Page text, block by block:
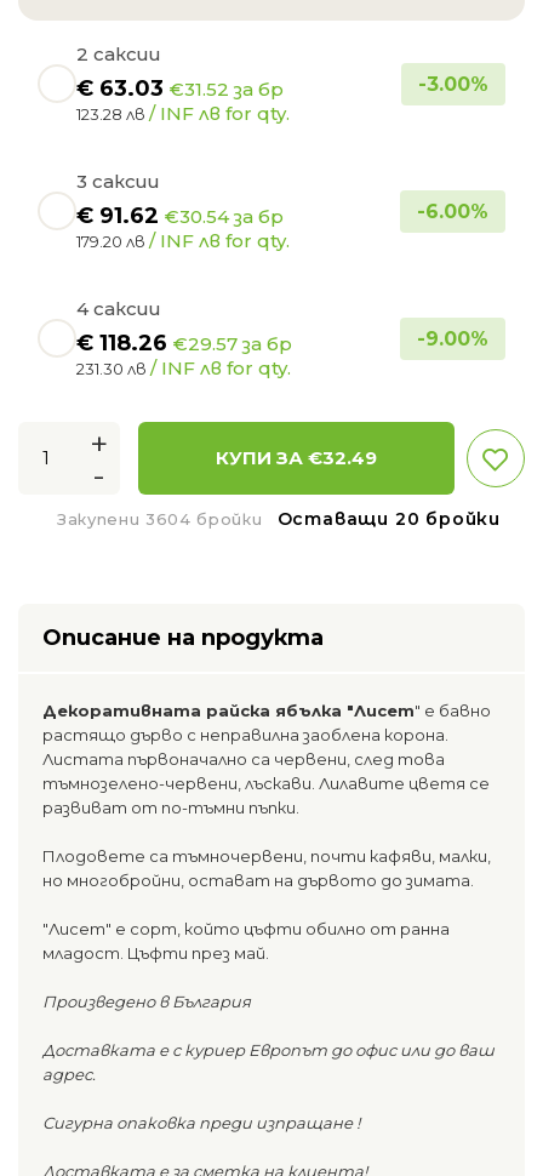
2 саксии
€ 63.03 €31.52 за бр
123.28 лв / INF лв for qty.
-3.00%
3 саксии
€ 91.62 €30.54 за бр
179.20 лв / INF лв for qty.
-6.00%
4 саксии
€ 118.26 €29.57 за бр
231.30 лв / INF лв for qty.
-9.00%
+
-
КУПИ ЗА €32.49
Закупени 3604 бройки Оставащи 20 бройки
Описание на продукта
Декоративната райска ябълка "Лисет" е бавно
растящо дърво с неправилна заоблена корона.
Листата първоначално са червени, след това
тъмнозелено-червени, лъскави. Лилавите цветя се
развиват от по-тъмни пъпки.
Плодовете са тъмночервени, почти кафяви, малки,
но многобройни, остават на дървото до зимата.
"Лисет" е сорт, който цъфти обилно от ранна
младост. Цъфти през май.
Произведено в България
Доставката е с куриер Европът до офис или до ваш
адрес.
Сигурна опаковка преди изпращане !
Доставката е за сметка на клиента!